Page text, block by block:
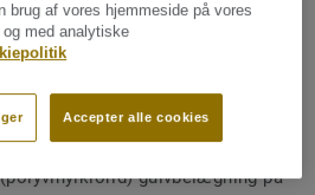
installationsspild og udtjente
OG MILJØSPECIFIKATIONER
gulvbelægning på
brug af vores hjemmeside på vores
med analytiske
Accepter alle cookies